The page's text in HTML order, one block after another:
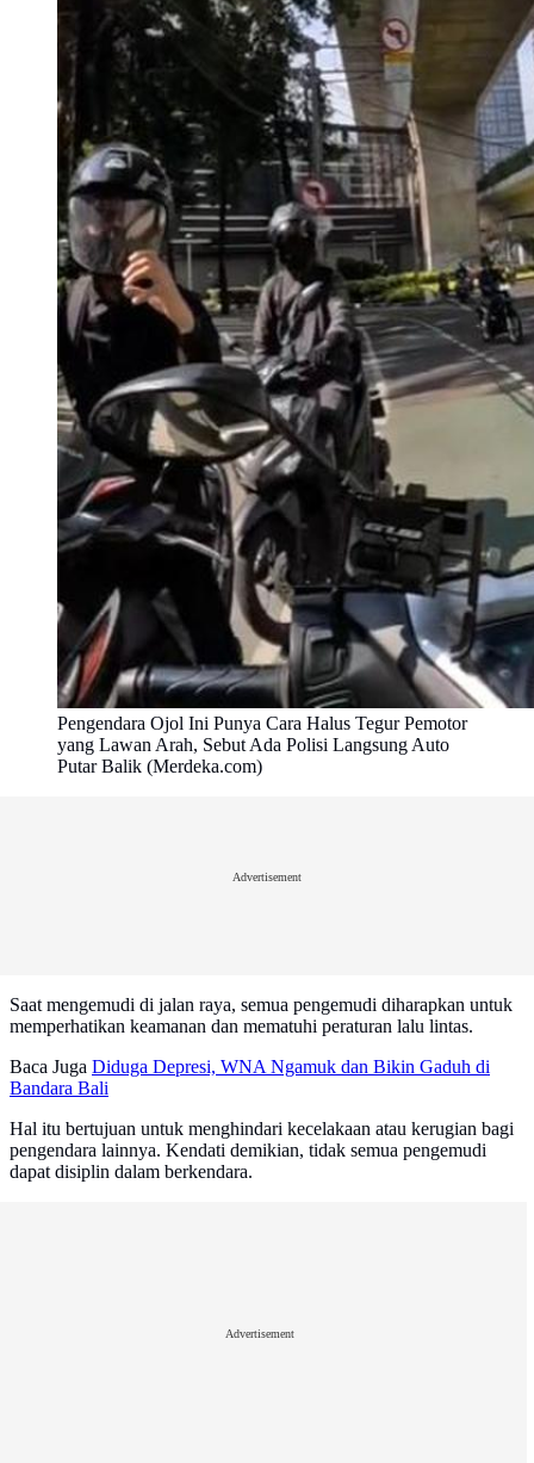
Pengendara Ojol Ini Punya Cara Halus Tegur Pemotor
yang Lawan Arah, Sebut Ada Polisi Langsung Auto
Putar Balik (Merdeka.com)
Advertisement
Saat mengemudi di jalan raya, semua pengemudi diharapkan untuk
memperhatikan keamanan dan mematuhi peraturan lalu lintas.
Baca Juga Diduga Depresi, WNA Ngamuk dan Bikin Gaduh di
Bandara Bali
Hal itu bertujuan untuk menghindari kecelakaan atau kerugian bagi
pengendara lainnya. Kendati demikian, tidak semua pengemudi
dapat disiplin dalam berkendara.
Advertisement